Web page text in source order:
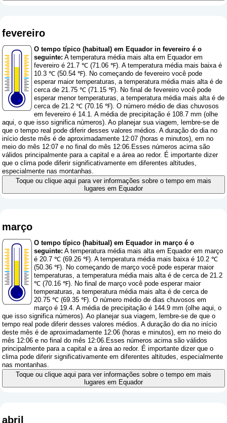
fevereiro
O tempo típico (habitual) em Equador in fevereiro é o
seguinte: A temperatura média mais alta em Equador em
fevereiro é 21.7 ℃ (71.06 ℉). A temperatura média mais baixa é
10.3 ℃ (50.54 ℉). No começando de fevereiro você pode
esperar maior temperaturas, a temperatura média mais alta é de
cerca de 21.75 ℃ (71.15 ℉). No final de fevereiro você pode
esperar menor temperaturas, a temperatura média mais alta é de
cerca de 21.2 ℃ (70.16 ℉). O número médio de dias chuvosos
em fevereiro é 14.1. A média de precipitação é 108.7 mm (olhe
aqui, o que isso significa números). Ao planejar sua viagem, lembre-se de
que o tempo real pode diferir desses valores médios. A duração do dia no
início deste mês é de aproximadamente 12:07 (horas e minutos), em no
meio do mês 12:07 e no final do mês 12:06.Esses números acima são
válidos principalmente para a capital e a área ao redor. É importante dizer
que o clima pode diferir significativamente em diferentes altitudes,
especialmente nas montanhas.
Toque ou clique aqui para ver informações sobre o tempo em mais
lugares em Equador
março
O tempo típico (habitual) em Equador in março é o
seguinte: A temperatura média mais alta em Equador em março
é 20.7 ℃ (69.26 ℉). A temperatura média mais baixa é 10.2 ℃
(50.36 ℉). No começando de março você pode esperar maior
temperaturas, a temperatura média mais alta é de cerca de 21.2
℃ (70.16 ℉). No final de março você pode esperar maior
temperaturas, a temperatura média mais alta é de cerca de
20.75 ℃ (69.35 ℉). O número médio de dias chuvosos em
março é 19.4. A média de precipitação é 144.9 mm (olhe aqui, o
que isso significa números). Ao planejar sua viagem, lembre-se de que o
tempo real pode diferir desses valores médios. A duração do dia no início
deste mês é de aproximadamente 12:06 (horas e minutos), em no meio do
mês 12:06 e no final do mês 12:06.Esses números acima são válidos
principalmente para a capital e a área ao redor. É importante dizer que o
clima pode diferir significativamente em diferentes altitudes, especialmente
nas montanhas.
Toque ou clique aqui para ver informações sobre o tempo em mais
lugares em Equador
abril